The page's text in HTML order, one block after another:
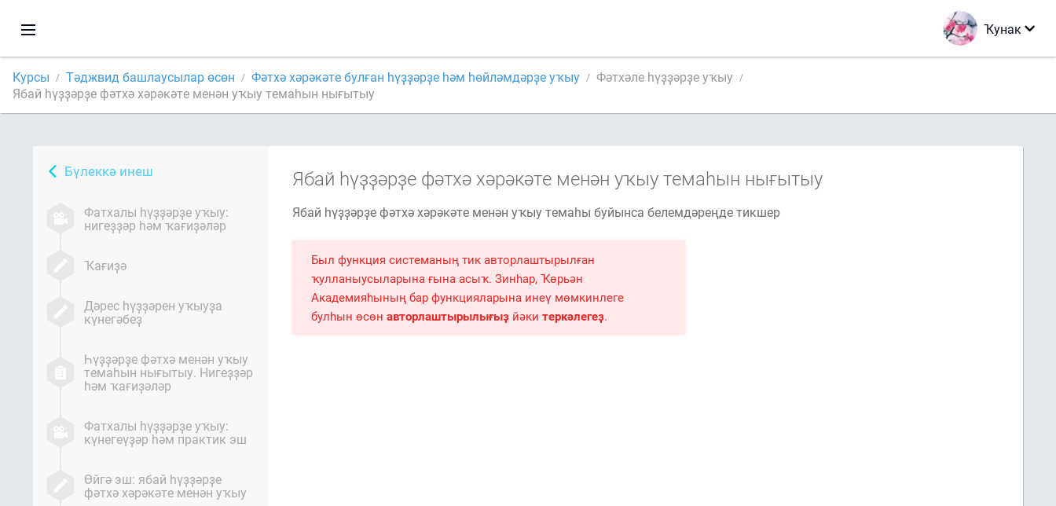
Ҡунак
Курсы Тәджвид башлаусылар өсөн Фәтхә хәрәкәте булған һүҙҙәрҙе һәм һөйләмдәрҙе уҡыу
Фәтхәле һүҙҙәрҙе уҡыу
Ябай һүҙҙәрҙе фәтхә хәрәкәте менән уҡыу темаһын нығытыу
Бүлеккә инеш
Фатхалы һүҙҙәрҙе уҡыу:
нигеҙҙәр һәм ҡағиҙәләр
Ҡағиҙә
Дәрес һүҙҙәрен уҡыуҙа
күнегәбеҙ
Һүҙҙәрҙе фәтхә менән уҡыу
темаһын нығытыу. Нигеҙҙәр
һәм ҡағиҙәләр
Фатхалы һүҙҙәрҙе уҡыу:
күнегеүҙәр һәм практик эш
Өйгә эш: ябай һүҙҙәрҙе
фәтхә хәрәкәте менән уҡыу
Ябай һүҙҙәрҙе фәтхә хәрәкәте менән уҡыу темаһын нығытыу
Ябай һүҙҙәрҙе фәтхә хәрәкәте менән уҡыу темаһы буйынса белемдәреңде тикшер
Был функция системаның тик авторлаштырылған
ҡулланыусыларына ғына асыҡ. Зинһар, Ҡөрьән
Академияһының бар функцияларына инеү мөмкинлеге
булһын өсөн авторлаштырылығыҙ йәки теркәлегеҙ.